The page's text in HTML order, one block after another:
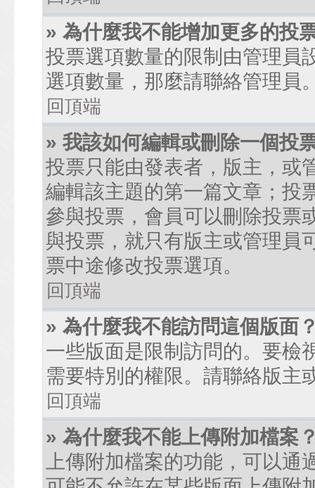
» 為什麼我不能增加更多的投
投票選項數量的限制由管理員
選項數量，那麼請聯絡管理員
回頂端
» 我該如何編輯或刪除一個投
投票只能由發表者，版主，或
編輯該主題的第一篇文章；投
參與投票，會員可以刪除投票
與投票，就只有版主或管理員
票中途修改投票選項。
回頂端
» 為什麼我不能訪問這個版面
一些版面是限制訪問的。要檢
需要特別的權限。請聯絡版主
回頂端
» 為什麼我不能上傳附加檔案
上傳附加檔案的功能，可以